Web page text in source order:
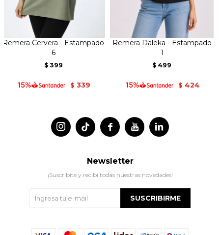
Remera Cervera - Estampado
6
$ 399
$ 339
Remera Daleka - Estampado
1
$ 499
$ 424
 
 
Newsletter
¡Suscribite y recibí todas nuestras novedades!
SUSCRIBIRME